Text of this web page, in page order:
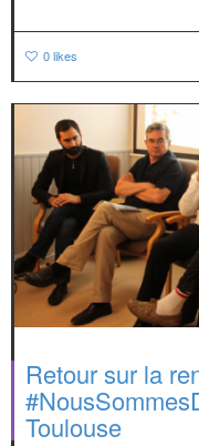
0likes
Retour sur la
Toulouse